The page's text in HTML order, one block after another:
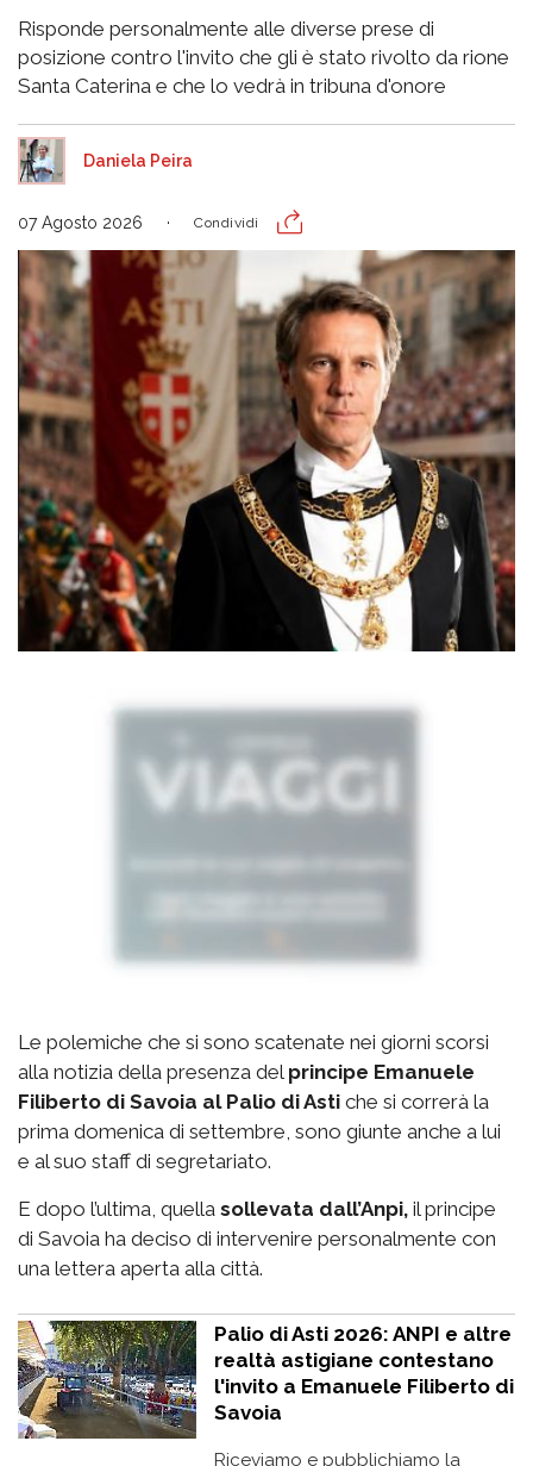
Risponde personalmente alle diverse prese di
posizione contro l'invito che gli è stato rivolto da rione
Santa Caterina e che lo vedrà in tribuna d'onore
Daniela Peira
07 Agosto 2026 Condividi
Le polemiche che si sono scatenate nei giorni scorsi
alla notizia della presenza del principe Emanuele
Filiberto di Savoia al Palio di Asti che si correrà la
prima domenica di settembre, sono giunte anche a lui
e al suo staff di segretariato.
E dopo l’ultima, quella sollevata dall’Anpi, il principe
di Savoia ha deciso di intervenire personalmente con
una lettera aperta alla città.
Palio di Asti 2026: ANPI e altre
realtà astigiane contestano
l'invito a Emanuele Filiberto di
Savoia
Riceviamo e pubblichiamo la